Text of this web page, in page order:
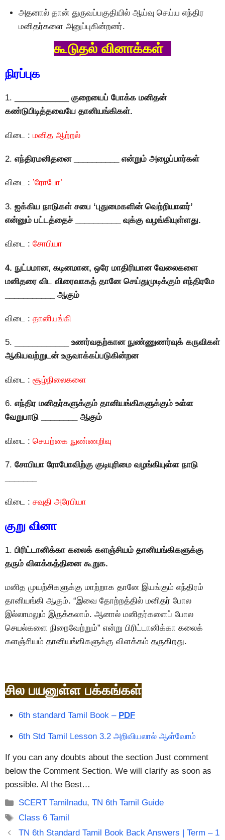
அதனால் தான் துருவப்பகுதியில் ஆய்வு செய்ய எந்திர
மனிதர்களை அனுப்புகின்றனர்.
கூடுதல் வினாக்கள்
நிரப்புக
1. ____________
குறையைப் போக்க மனிதன்
கண்டுபிடித்தவையே தானியங்கிகள்.
விடை : மனித ஆற்றல்
2. எந்திரமனிதனை __________ என்றும் அழைப்பார்கள்
விடை : ’ரோபோ’
3. ஐக்கிய நாடுகள் சபை ‘புதுமைகளின் வெற்றியாளர்’
என்னும் பட்டத்தைச் __________ வுக்கு வழங்கியுள்ளது.
விடை : சோபியா
4. நுட்பமான, கடினமான, ஒரே மாதிரியான வேலைகளை
மனிதரை விட விரைவாகத் தானே செய்துமுடிக்கும் எந்திரமே
___________ ஆகும்
விடை : தானியங்கி
5. ____________ உணர்வதற்கான நுண்ணுணர்வுக் கருவிகள்
ஆகியவற்றுடன் உருவாக்கப்படுகின்றன
விடை : சூழ்நிலைகளை
6. எந்திர மனிதர்களுக்கும் தானியங்கிகளுக்கும் உள்ள
வேறுபாடு ________ ஆகும்
விடை : செயற்கை நுண்ணறிவு
7. சோபியா ரோபோவிற்கு குடியுரிமை வழங்கியுள்ள நாடு
விடை : சவுதி அரேபியா
குறு வினா
1. பிரிட்டானிக்கா கலைக் களஞ்சியம் தானியங்கிகளுக்கு
தரும் விளக்கத்தினை கூறுக.
மனித முயற்சிகளுக்கு மாற்றாக தானே இயங்கும் எந்திரம்
தானியங்கி ஆகும். “இவை தோற்றத்தில் மனிதர் போல
இல்லாமலும் இருக்கலாம். ஆனால் மனிதர்களைப் போல
செயல்களை நிறைவேற்றும்” என்று பிரிட்டானிக்கா கலைக்
களஞ்சியம் தானியங்கிகளுக்கு விளக்கம் தருகிறது.
சில பயனுள்ள பக்கங்கள்
6th standard Tamil Book – PDF
6th Std Tamil Lesson 3.2 அறிவியலால் ஆள்வோம்
If you can any doubts about the section Just comment
below the Comment Section. We will clarify as soon as
possible. Al the Best…
Categories
SCERT Tamilnadu,TN 6th Tamil Guide
Tags
Class 6 Tamil
TN 6th Standard Tamil Book Back Answers | Term – 1